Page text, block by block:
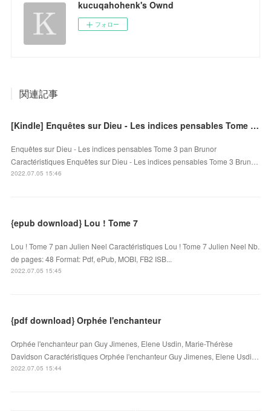
kucuqahohenk's Ownd
フォロー
関連記事
[Kindle] Enquêtes sur Dieu - Les indices pensables Tome 3 download
Enquêtes sur Dieu - Les indices pensables Tome 3 pan Brunor
Caractéristiques Enquêtes sur Dieu - Les indices pensables Tome 3 Brun…
2022.07.05 15:46
{epub download} Lou ! Tome 7
Lou ! Tome 7 pan Julien Neel Caractéristiques Lou ! Tome 7 Julien Neel Nb.
de pages: 48 Format: Pdf, ePub, MOBI, FB2 ISB...
2022.07.05 15:45
{pdf download} Orphée l'enchanteur
Orphée l'enchanteur pan Guy Jimenes, Elene Usdin, Marie-Thérèse
Davidson Caractéristiques Orphée l'enchanteur Guy Jimenes, Elene Usdi…
2022.07.05 15:44